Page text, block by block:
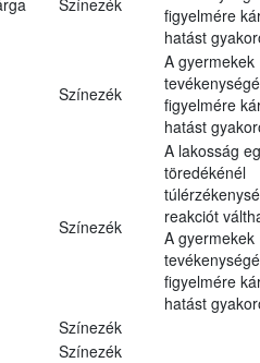
figyelmére
hatást
Színezék
A gyermekek
figyelmére
hatást
Színezék
A lakosság
töredékénél
reakciót
A gyermekek
figyelmére
hatást
Színezék
Színezék